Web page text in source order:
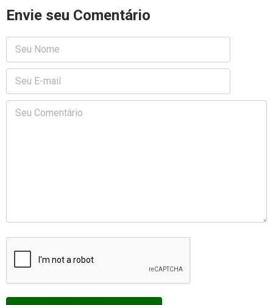
Envie seu Comentário